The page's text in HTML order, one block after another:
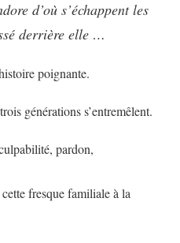
d’où s’échappent les
derrière elle …
poignante.
générations s’entremêlent.
pardon,
fresque familiale à la